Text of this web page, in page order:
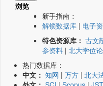
浏览
新手指南：
解锁数据库 | 电子
特色资源库： 古文
参资料 | 北大学位
热门数据库：
中文： 知网 | 万方 | 北大